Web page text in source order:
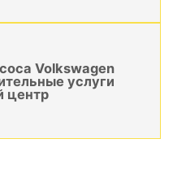
Volkswagen
услуги
центр